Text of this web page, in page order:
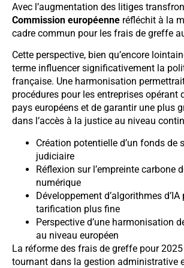
Avec l’augmentation des litiges
Commission européenne réfléchit à la
cadre commun pour les frais de greffe
Cette perspective, bien qu’encore
terme influencer significativement la
française. Une harmonisation
procédures pour les entreprises opérant
pays européens et de garantir une plus
dans l’accès à la justice au niveau
Création potentielle d’un fonds de
judiciaire
Réflexion sur l’empreinte carbone
numérique
Développement d’algorithmes d’IA
tarification plus fine
Perspective d’une harmonisation
au niveau européen
La réforme des frais de greffe pour
tournant dans la gestion administrative